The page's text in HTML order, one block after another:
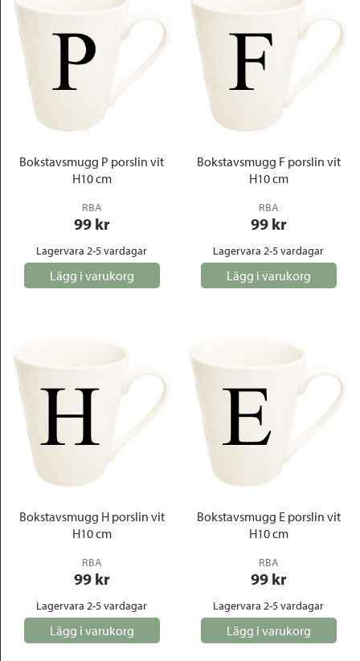
Bokstavsmugg P porslin vit
H10 cm
RBA
99 kr
Lagervara 2-5 vardagar
Lägg i varukorg
Bokstavsmugg F porslin vit
H10 cm
RBA
99 kr
Lagervara 2-5 vardagar
Lägg i varukorg
Bokstavsmugg H porslin vit
H10 cm
RBA
99 kr
Lagervara 2-5 vardagar
Lägg i varukorg
Bokstavsmugg E porslin vit
H10 cm
RBA
99 kr
Lagervara 2-5 vardagar
Lägg i varukorg